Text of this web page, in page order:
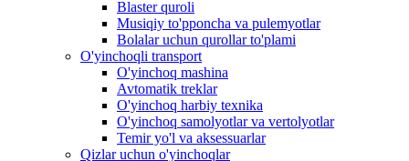
Blaster quroli
Musiqiy to'pponcha va pulemyotlar
Bolalar uchun qurollar to'plami
O'yinchoqli transport
O'yinchoq mashina
Avtomatik treklar
O'yinchoq harbiy texnika
O'yinchoq samolyotlar va vertolyotlar
Temir yo'l va aksessuarlar
Qizlar uchun o'yinchoqlar